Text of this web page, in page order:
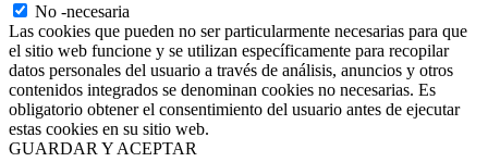
No -necesaria
Las cookies que pueden no ser particularmente necesarias para que
el sitio web funcione y se utilizan específicamente para recopilar
datos personales del usuario a través de análisis, anuncios y otros
contenidos integrados se denominan cookies no necesarias. Es
obligatorio obtener el consentimiento del usuario antes de ejecutar
estas cookies en su sitio web.
GUARDAR Y ACEPTAR